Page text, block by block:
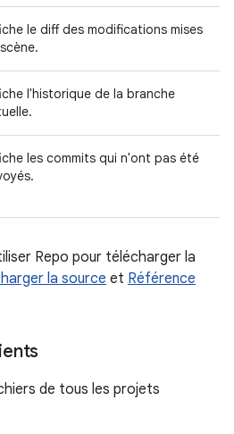
le diff des modifications mises
l'historique de la branche
les commits qui n'ont pas été
Repo pour télécharger la
la source et Référence
de tous les projets